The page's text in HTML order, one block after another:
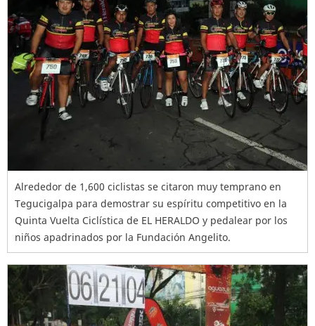
Alrededor de 1,600 ciclistas se citaron muy temprano en
Tegucigalpa para demostrar su espíritu competitivo en la
Quinta Vuelta Ciclística de EL HERALDO y pedalear por los
niños apadrinados por la Fundación Angelito.